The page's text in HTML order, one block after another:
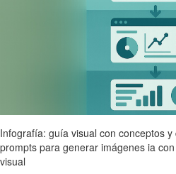
Infografía: guía visual con conceptos
prompts para generar imágenes ia
visual